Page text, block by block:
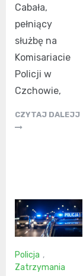
Cabała,
pełniący
służbę na
Komisariacie
Policji w
Czchowie,
CZYTAJ DALEJJ
Policja ,
Zatrzymania